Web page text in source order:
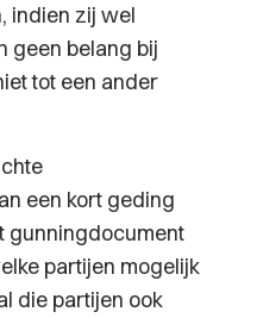
indien zij wel
geen belang bij
tot een ander
een kort geding
gunningdocument
partijen mogelijk
die partijen ook